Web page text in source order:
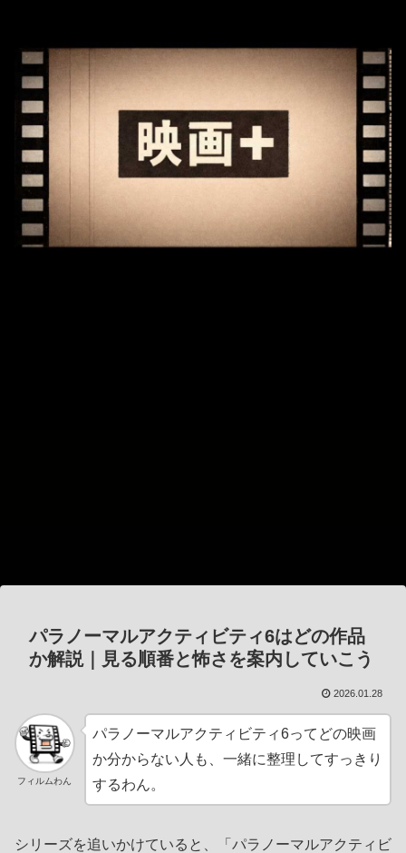
パラノーマルアクティビティ6はどの作品
か解説｜見る順番と怖さを案内していこう
2026.01.28
フィルムわん
パラノーマルアクティビティ6ってどの映画
か分からない人も、一緒に整理してすっきり
するわん。
シリーズを追いかけていると、「パラノーマルアクティビ